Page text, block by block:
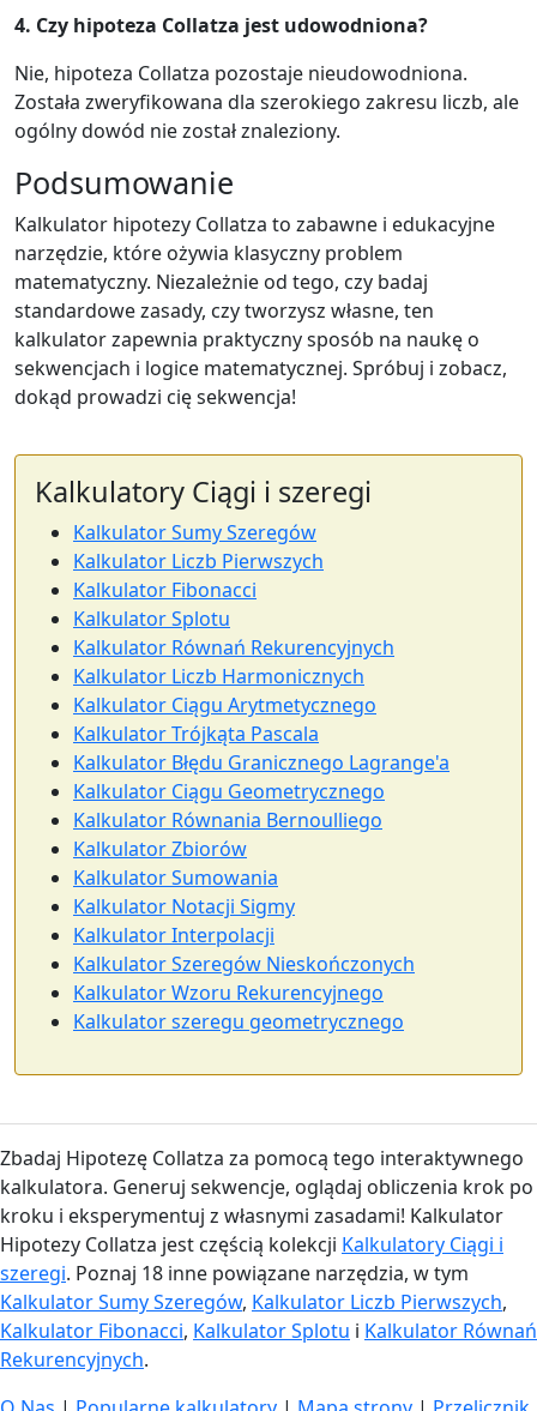
4. Czy hipoteza Collatza jest udowodniona?
Nie, hipoteza Collatza pozostaje nieudowodniona.
Została zweryfikowana dla szerokiego zakresu liczb, ale
ogólny dowód nie został znaleziony.
Podsumowanie
Kalkulator hipotezy Collatza to zabawne i edukacyjne
narzędzie, które ożywia klasyczny problem
matematyczny. Niezależnie od tego, czy badaj
standardowe zasady, czy tworzysz własne, ten
kalkulator zapewnia praktyczny sposób na naukę o
sekwencjach i logice matematycznej. Spróbuj i zobacz,
dokąd prowadzi cię sekwencja!
Kalkulatory Ciągi i szeregi
Kalkulator Sumy Szeregów
Kalkulator Liczb Pierwszych
Kalkulator Fibonacci
Kalkulator Splotu
Kalkulator Równań Rekurencyjnych
Kalkulator Liczb Harmonicznych
Kalkulator Ciągu Arytmetycznego
Kalkulator Trójkąta Pascala
Kalkulator Błędu Granicznego Lagrange'a
Kalkulator Ciągu Geometrycznego
Kalkulator Równania Bernoulliego
Kalkulator Zbiorów
Kalkulator Sumowania
Kalkulator Notacji Sigmy
Kalkulator Interpolacji
Kalkulator Szeregów Nieskończonych
Kalkulator Wzoru Rekurencyjnego
Kalkulator szeregu geometrycznego
Zbadaj Hipotezę Collatza za pomocą tego interaktywnego
kalkulatora. Generuj sekwencje, oglądaj obliczenia krok po
kroku i eksperymentuj z własnymi zasadami! Kalkulator
Hipotezy Collatza jest częścią kolekcji Kalkulatory Ciągi i
szeregi. Poznaj 18 inne powiązane narzędzia, w tym
Kalkulator Sumy Szeregów, Kalkulator Liczb Pierwszych,
Kalkulator Fibonacci, Kalkulator Splotu i Kalkulator Równań
Rekurencyjnych.